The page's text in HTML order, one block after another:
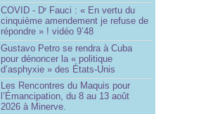
COVID - Dr Fauci : « En vertu du
cinquième amendement je refuse de
répondre » ! vidéo 9’48
Gustavo Petro se rendra à Cuba
pour dénoncer la « politique
d’asphyxie » des États-Unis
Les Rencontres du Maquis pour
l’Émancipation, du 8 au 13 août
2026 à Minerve.